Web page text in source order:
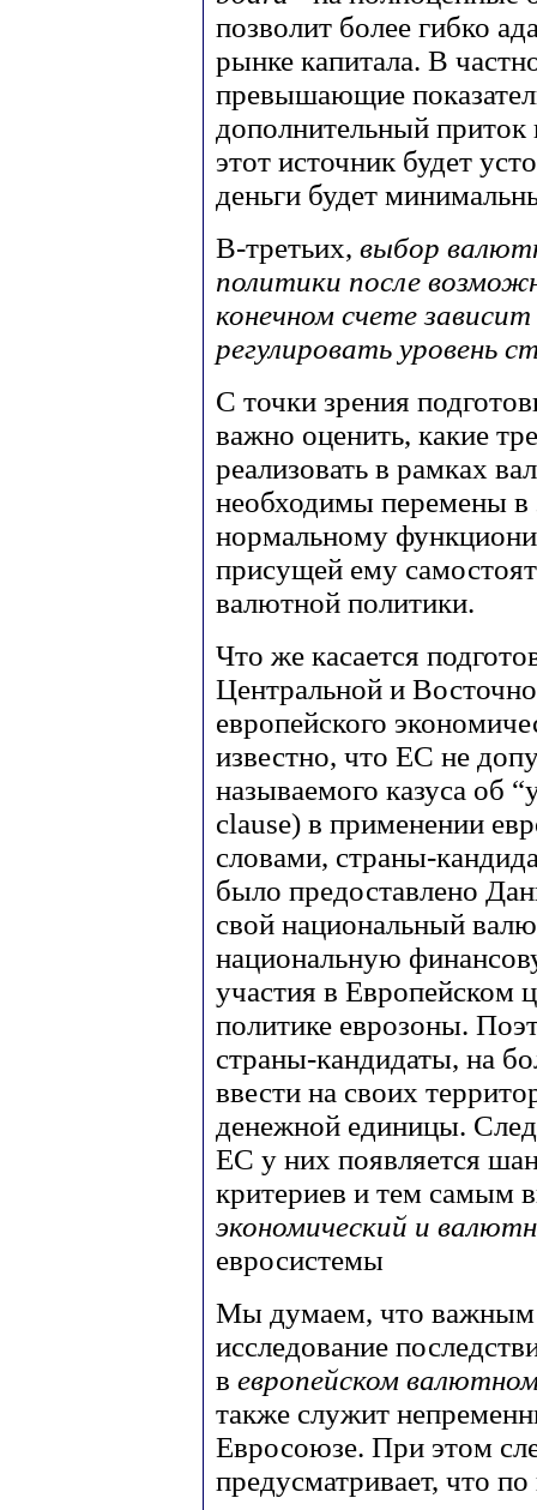
позволит более гибко
рынке капитала. В
превышающие
дополнительный
этот источник будет
деньги будет
В-третьих, выбор
политики после
конечном счете
регулировать уровень
С точки зрения
важно оценить, какие
реализовать в рамках
необходимы перемены в
нормальному
присущей ему
валютной политики.
Что же касается
Центральной и
европейского
известно, что ЕС не
называемого казуса об
clause) в применении
словами, страны-
было предоставлено
свой национальный
национальную
участия в Европейском
политике еврозоны.
страны-кандидаты, на
ввести на своих
денежной единицы.
ЕС у них появляется
критериев и тем самым
экономический и
евросистемы
Мы думаем, что важным
исследование
в европейском
также служит
Евросоюзе. При этом
предусматривает, что